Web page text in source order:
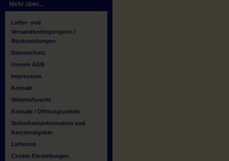
Mehr über...
Liefer- und
Versandbedingungenn /
Rücksendungen
Datenschutz
Unsere AGB
Impressum
Kontakt
Widerrufsrecht
Kontakt / Öffnungszeiten
Sicherheitsinformation und
Kerzenratgeber
Lieferzeit
Cookie Einstellungen